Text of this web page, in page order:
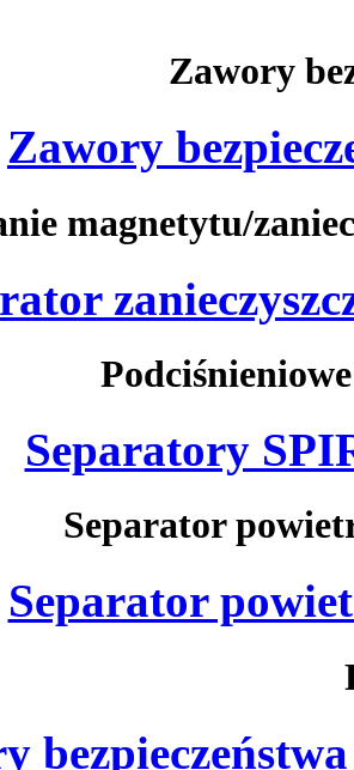
Zawory
Zawory
magnetytu/
Separatory
Separator
Separator